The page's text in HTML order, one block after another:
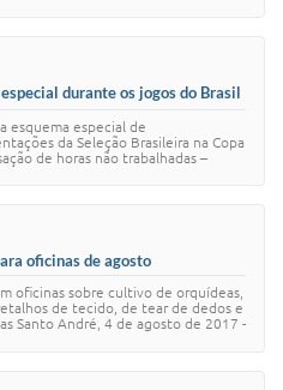
durante os jogos do Brasil
esquema especial de
da Seleção Brasileira na Copa
de horas não trabalhadas –
oficinas de agosto
oficinas sobre cultivo de orquídeas,
de tecido, de tear de dedos e
Santo André, 4 de agosto de 2017 -